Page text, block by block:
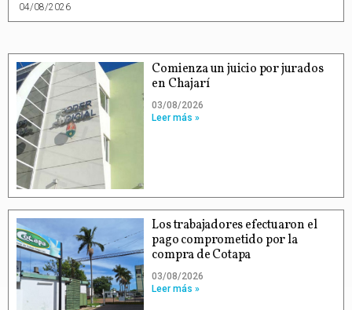
04/08/2026
Comienza un juicio por jurados
en Chajarí
03/08/2026
Leer más »
Los trabajadores efectuaron el
pago comprometido por la
compra de Cotapa
03/08/2026
Leer más »